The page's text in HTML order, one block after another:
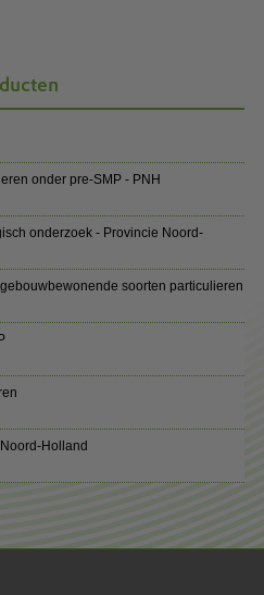
onder pre-SMP - PNH
onderzoek - Provincie Noord-
soorten particulieren
Holland